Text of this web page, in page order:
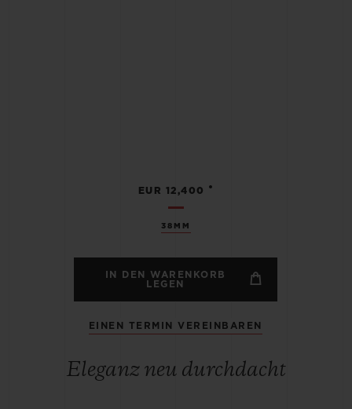
38MM
EUR 12,400 •
IN DEN WARENKORB
LEGEN
EINEN TERMIN VEREINBAREN
Eleganz neu durchdacht